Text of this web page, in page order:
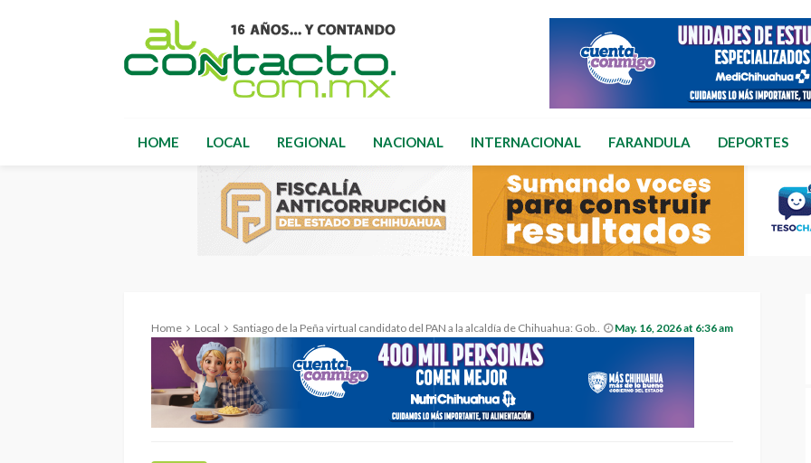
HOME LOCAL REGIONAL NACIONAL INTERNACIONAL FARANDULA DEPORTES
Home Local Santiago de la Peña virtual candidato del PAN a la alcaldía de Chihuahua: GobernArte. May. 16, 2026 at 6:36 am